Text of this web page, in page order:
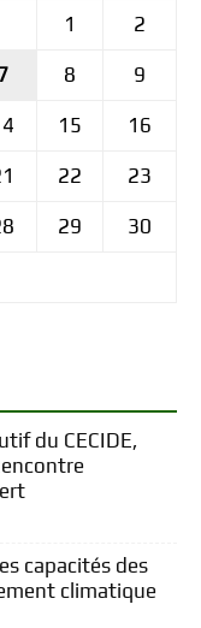
1
2
8 9
15 16
22 23
29 30
du CECIDE,
capacités des
climatique